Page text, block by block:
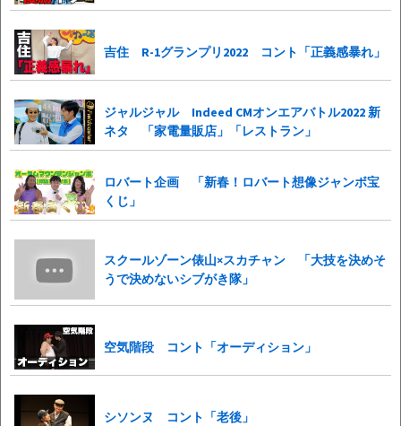
吉住 R-1グランプリ2022 コント「正義感暴れ」
ジャルジャル Indeed CMオンエアバトル2022 新
ネタ 「家電量販店」「レストラン」
ロバート企画 「新春！ロバート想像ジャンボ宝
くじ」
スクールゾーン俵山×スカチャン 「大技を決めそ
うで決めないシブがき隊」
空気階段 コント「オーディション」
シソンヌ コント「老後」